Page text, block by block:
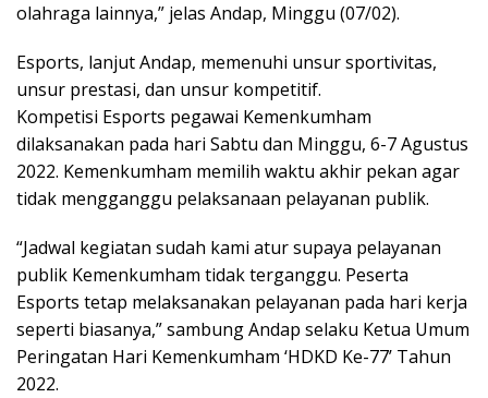
olahraga lainnya,” jelas Andap, Minggu (07/02).
Esports, lanjut Andap, memenuhi unsur sportivitas,
unsur prestasi, dan unsur kompetitif.
Kompetisi Esports pegawai Kemenkumham
dilaksanakan pada hari Sabtu dan Minggu, 6-7 Agustus
2022. Kemenkumham memilih waktu akhir pekan agar
tidak mengganggu pelaksanaan pelayanan publik.
“Jadwal kegiatan sudah kami atur supaya pelayanan
publik Kemenkumham tidak terganggu. Peserta
Esports tetap melaksanakan pelayanan pada hari kerja
seperti biasanya,” sambung Andap selaku Ketua Umum
Peringatan Hari Kemenkumham ‘HDKD Ke-77’ Tahun
2022.